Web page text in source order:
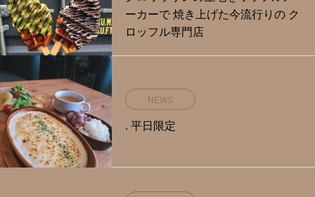
ーカーで 焼き上げた今流行りの ク
ロッフル専門店
NEWS
. 平日限定️